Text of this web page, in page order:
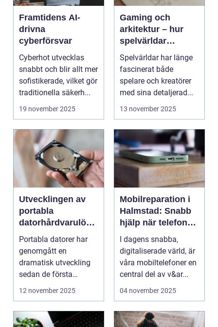
Framtidens AI-
drivna
cyberförsvar
Cyberhot utvecklas
snabbt och blir allt mer
sofistikerade, vilket gör
traditionella säkerh...
19 november 2025
Gaming och
arkitektur – hur
spelvärldar
inspirerar verklig
stadsplanering
Spelvärldar har länge
fascinerat både
spelare och kreatörer
med sina detaljerad...
13 november 2025
Utvecklingen av
portabla
datorhårdvarulösn
ingar
Portabla datorer har
genomgått en
dramatisk utveckling
sedan de första
bärbara model...
12 november 2025
Mobilreparation i
Halmstad: Snabb
hjälp när telefonen
gått sönder
I dagens snabba,
digitaliserade värld, är
våra mobiltelefoner en
central del av v&ar...
04 november 2025